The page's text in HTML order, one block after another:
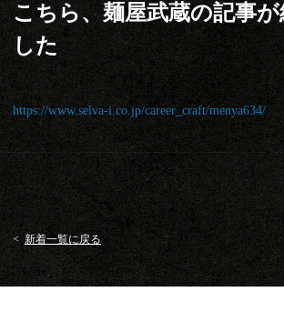
こちら、麺屋武蔵の記事
した
https://www.selva-i.co.jp/career_craft/menya634/
< 新着一覧に戻る